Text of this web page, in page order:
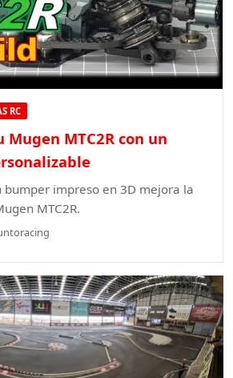
RC
Mugen MTC2R con un
bumper impreso en 3D mejora la
MTC2R.